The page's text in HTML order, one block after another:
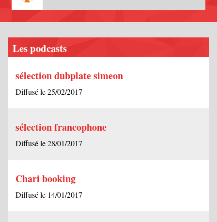
Les podcasts
sélection dubplate simeon
Diffusé le 25/02/2017
sélection francophone
Diffusé le 28/01/2017
Chari booking
Diffusé le 14/01/2017